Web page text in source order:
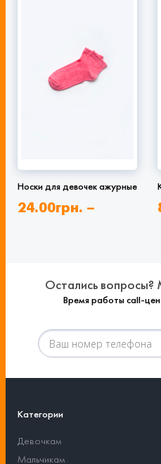
Носки для девочек ажурные
24.00грн. –
Остались вопросы?
Время работы call-
Категории
Девочкам
Мальчикам